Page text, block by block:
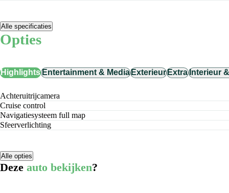
Alle specificaties
Opties
HighlightsEntertainment & MediaExterieurExtraInterieur
achteruitrijcamera
cruise control
navigatiesysteem full map
sfeerverlichting
Alle opties
Deze auto bekijken?